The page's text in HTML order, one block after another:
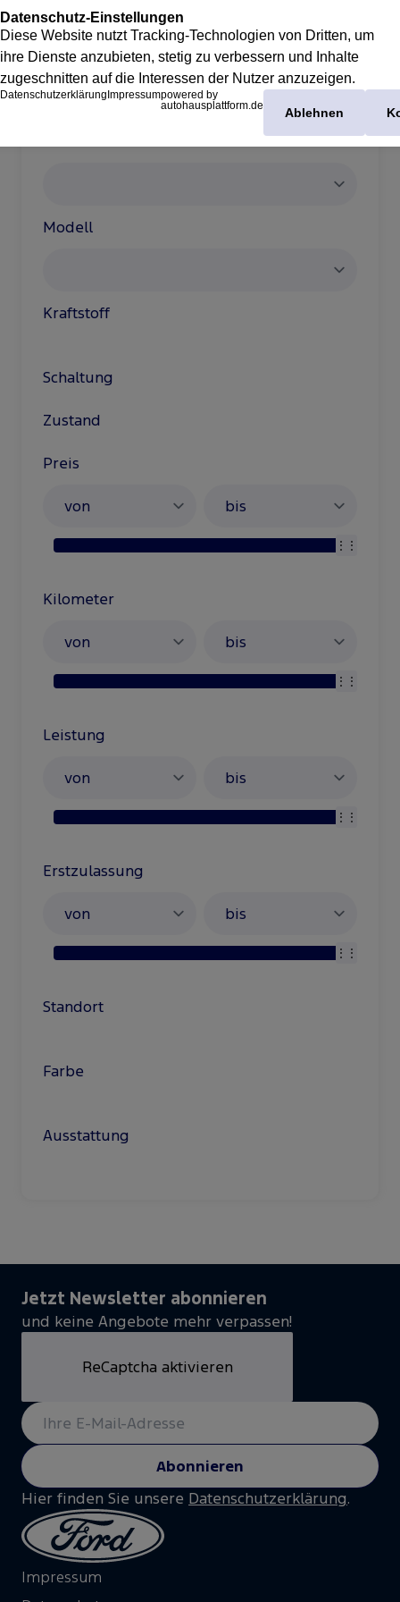
Modell
Kraftstoff
Schaltung
Zustand
Preis
Kilometer
Leistung
Erstzulassung
Standort
Farbe
Ausstattung
Jetzt Newsletter abonnieren
und keine Angebote mehr verpassen!
ReCaptcha aktivieren
Abonnieren
Hier finden Sie unsere Datenschutzerklärung.
Impressum